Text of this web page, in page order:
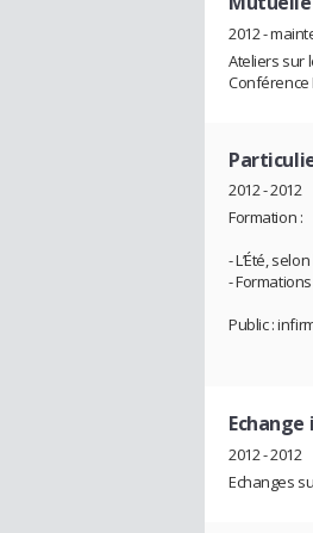
2012 -
Ateliers sur
Conférence
2012 - 2012
Formation :
- L’Été,
-
Public :
2012 - 2012
Echanges